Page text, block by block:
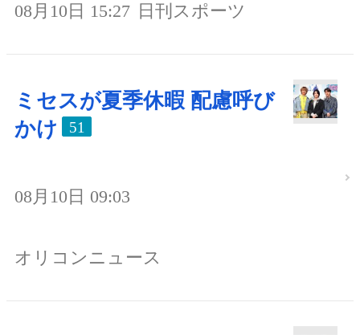
08月10日 15:27 日刊スポーツ
ミセスが夏季休暇 配慮呼び
かけ
51
08月10日 09:03
オリコンニュース